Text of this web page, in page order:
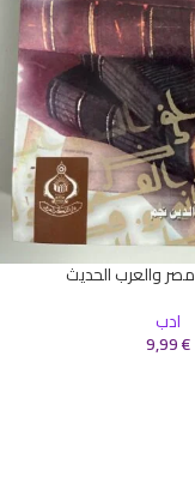
مصر والعرب الحديث
ادب
9,99€